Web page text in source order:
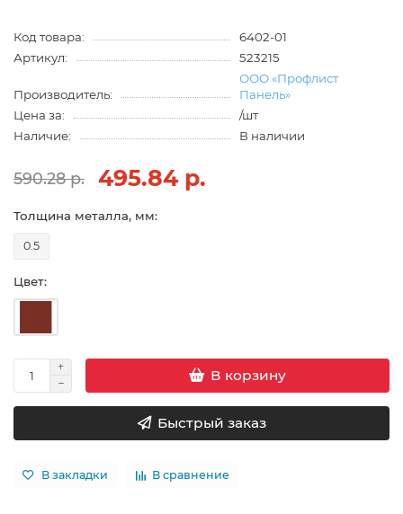
Код товара:
6402-01
Артикул:
523215
Производитель:
ООО «Профлист
Панель»
Цена за:
/шт
Наличие:
В наличии
590.28 р. 495.84 р.
Толщина металла, мм:
0.5
Цвет:
В корзину
Быстрый заказ
В закладки В сравнение